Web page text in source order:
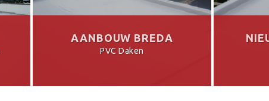
AANBOUW BREDA
PVC Daken